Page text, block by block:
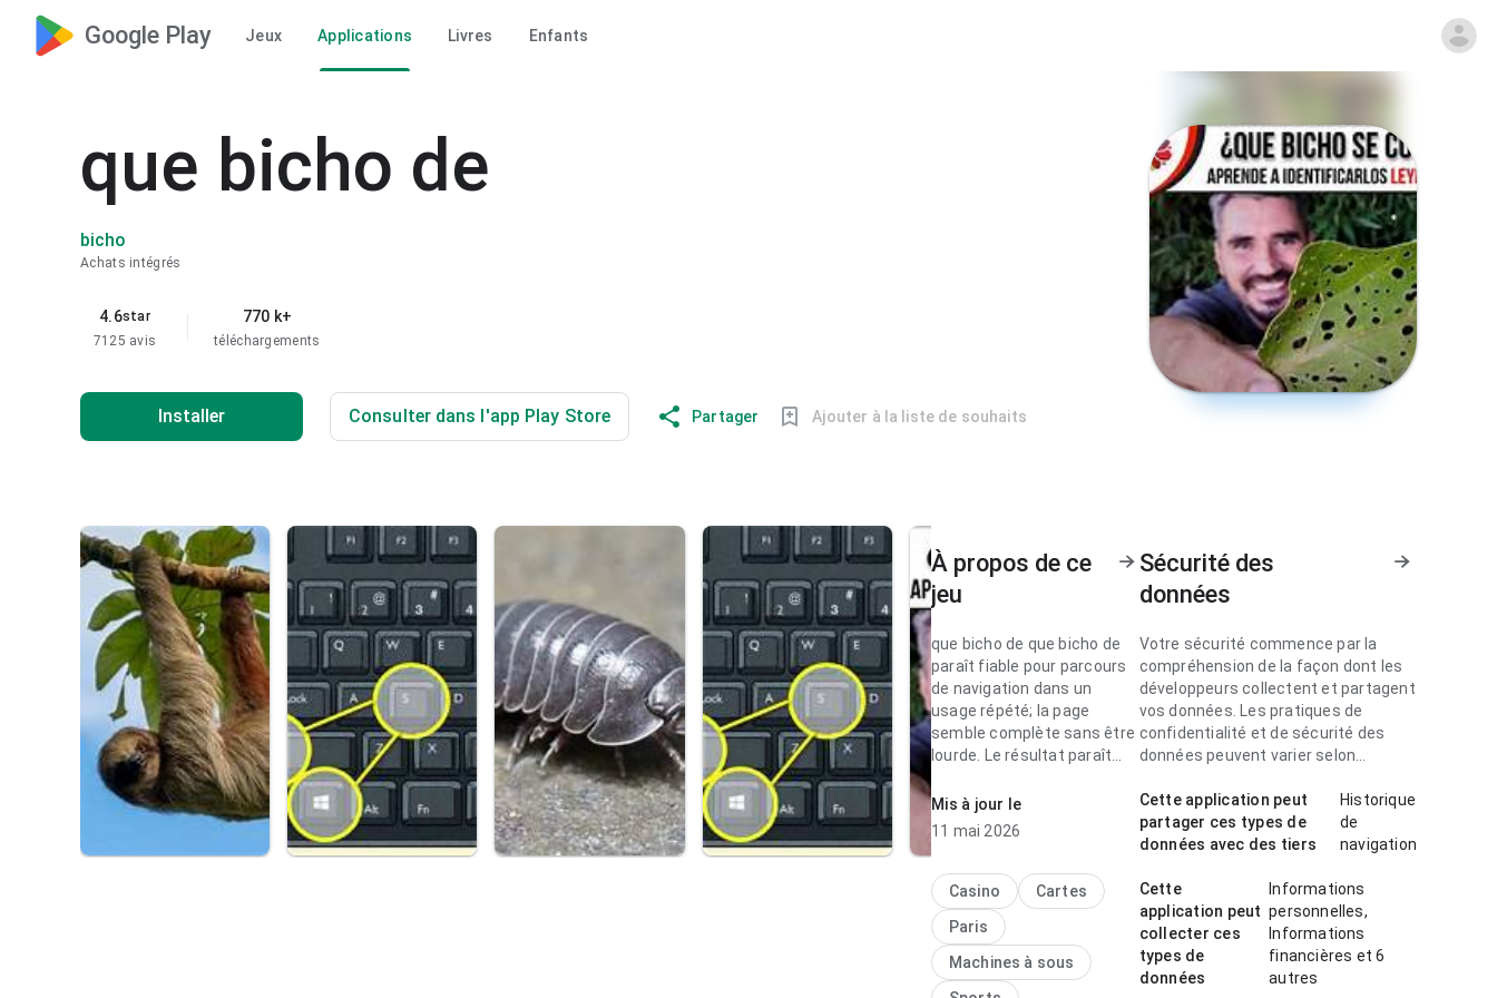
Google Play Jeux Applications Livres Enfants
que bicho de
bicho
Achats intégrés
4.6star
7125 avis
770 k+
téléchargements
Installer Consulter dans l'app Play Store Partager Ajouter à la liste de souhaits
À propos de ce
jeu
que bicho de que bicho de
paraît fiable pour parcours
de navigation dans un
usage répété; la page
semble complète sans être
lourde. Le résultat paraît
que bicho de paraît rapide
ne paraît pas surchargée.
La page donne une
impression plus forte qu’un
modèle générique.
Mis à jour le
11 mai 2026
Casino
Cartes
Paris
Machines à sous
Sécurité des
données
Votre sécurité commence par la
compréhension de la façon dont les
développeurs collectent et partagent
vos données. Les pratiques de
confidentialité et de sécurité des
données peuvent varier selon
Cette application peut
partager ces types de
données avec des tiers
Historique
de
navigation
Cette
application peut
collecter ces
types de
données
Informations
personnelles,
Informations
financières et 6
autres